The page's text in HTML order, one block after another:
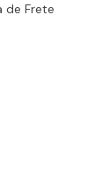
de Frete